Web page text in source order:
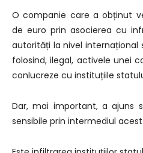
O companie care a obținut
de euro prin asocierea cu
autorități la nivel internațional
folosind, ilegal, activele unei
conlucreze cu instituțiile
Dar, mai important, a ajuns
sensibile prin intermediul